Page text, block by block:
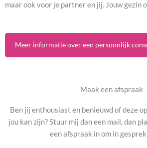
maar ook voor je partner en jij. Jouw gezin
Meer informatie over een persoonlijk
Maak een afspraak
Ben jij enthousiast en benieuwd of deze
jou kan zijn? Stuur mij dan een mail, dan
een afspraak in om in